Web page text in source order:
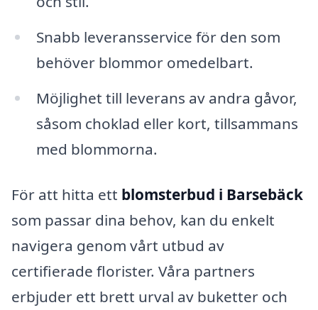
Snabb leveransservice för den som
behöver blommor omedelbart.
Möjlighet till leverans av andra gåvor,
såsom choklad eller kort, tillsammans
med blommorna.
För att hitta ett blomsterbud i Barsebäck
som passar dina behov, kan du enkelt
navigera genom vårt utbud av
certifierade florister. Våra partners
erbjuder ett brett urval av buketter och